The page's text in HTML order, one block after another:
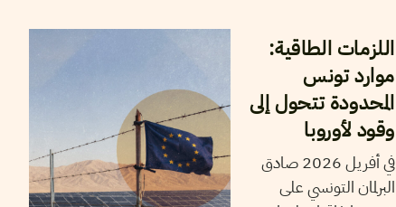
اللزمات الطاقية:
موارد تونس
المحدودة تتحول إلى
وقود لأوروبا
في أفريل 2026 صادق
البرلمان التونسي على